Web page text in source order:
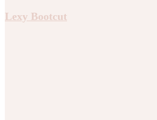
Lexy Bootcut